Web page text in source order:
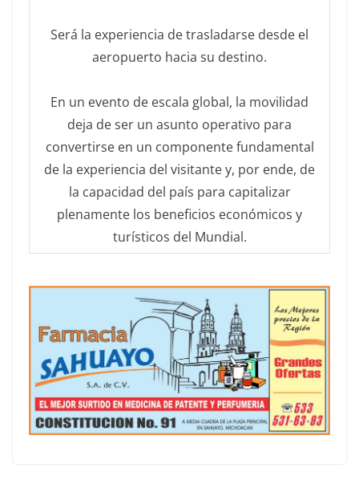
Será la experiencia de trasladarse desde el
aeropuerto hacia su destino.
En un evento de escala global, la movilidad
deja de ser un asunto operativo para
convertirse en un componente fundamental
de la experiencia del visitante y, por ende, de
la capacidad del país para capitalizar
plenamente los beneficios económicos y
turísticos del Mundial.